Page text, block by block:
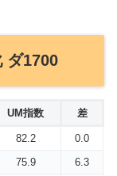
ダ1700
UM指数 差
82.2
0.0
75.9
6.3